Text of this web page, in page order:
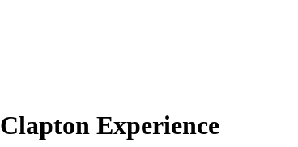
Clapton Experience